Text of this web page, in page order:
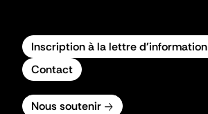
Inscription à la lettre d'information
Contact
Nous soutenir